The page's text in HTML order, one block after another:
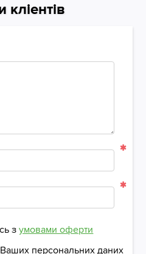
кліентів
зумовами оферти
персональних даних